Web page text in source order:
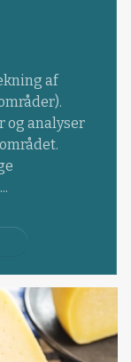
af
og analyser